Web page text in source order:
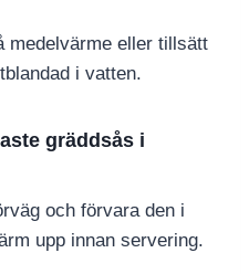
medelvärme eller tillsätt
i vatten.
gräddsås i
och förvara den i
upp innan servering.